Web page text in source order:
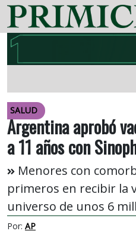
SALUD
Argentina aprobó
a 11 años con
Menores con
primeros en recibir la
universo de unos 6
Por: AP